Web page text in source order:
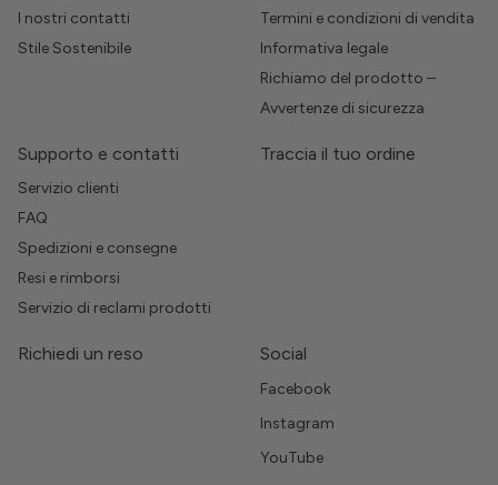
I nostri contatti
Stile Sostenibile
Termini e condizioni di vendita
Informativa legale
Richiamo del prodotto –
Avvertenze di sicurezza
Supporto e contatti
Servizio clienti
FAQ
Spedizioni e consegne
Resi e rimborsi
Servizio di reclami prodotti
Traccia il tuo ordine
Richiedi un reso Social
Facebook
Instagram
YouTube